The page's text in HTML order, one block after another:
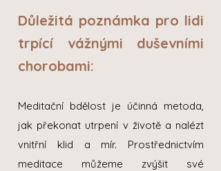
Důležitá poznámka pro lidi
trpící vážnými duševními
chorobami:
Meditační bdělost je účinná metoda,
jak překonat utrpení v životě a nalézt
vnitřní klid a mír. Prostřednictvím
meditace můžeme zvýšit své